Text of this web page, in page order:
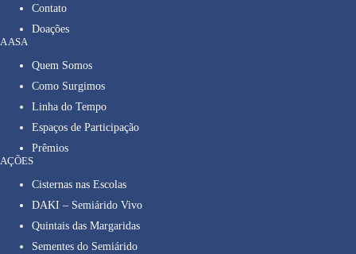
Contato
Doações
A ASA
Quem Somos
Como Surgimos
Linha do Tempo
Espaços de Participação
Prêmios
AÇÕES
Cisternas nas Escolas
DAKI – Semiárido Vivo
Quintais das Margaridas
Sementes do Semiárido